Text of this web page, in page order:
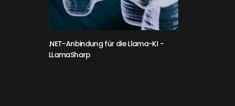
.NET-Anbindung für die Llama-KI -
LLamaSharp